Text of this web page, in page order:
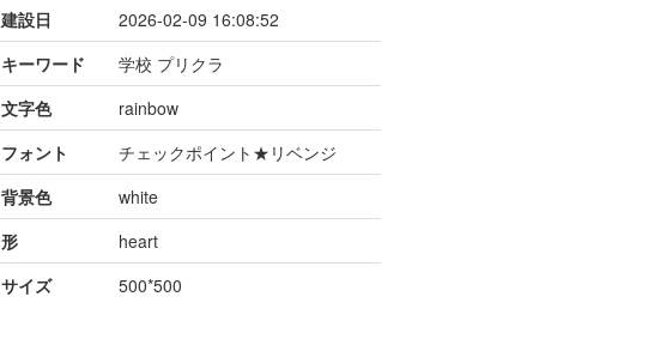
建設日
2026-02-09 16:08:52
キーワード
学校 プリクラ
文字色
rainbow
フォント
チェックポイント★リベンジ
背景色
white
形
heart
サイズ
500*500